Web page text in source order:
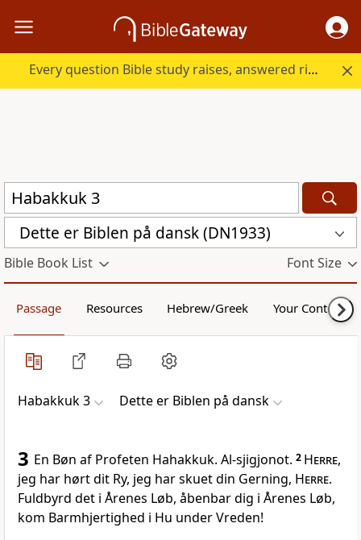
Every question Bible study raises, answered right here.
Dette er Biblen på dansk (DN1933)
Bible Book List Font Size
Passage Resources Hebrew/Greek Your Content
Habakkuk 3 Dette er Biblen på dansk
3 En Bøn af Profeten Hahakkuk. Al-sjigjonot. 2 Herre,
jeg har hørt dit Ry, jeg har skuet din Gerning, Herre.
Fuldbyrd det i Årenes Løb, åbenbar dig i Årenes Løb,
kom Barmhjertighed i Hu under Vreden!